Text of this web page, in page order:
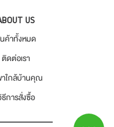
รถคืนเงินได้
ามารถคืนได้
บที่
เขตบางบอน
ดกรุงเทพๆ 10150
US
ค้าทั้งหมด
ติดต่อเรา
าใกล้บ้านคุณ
การสั่งซื้อ